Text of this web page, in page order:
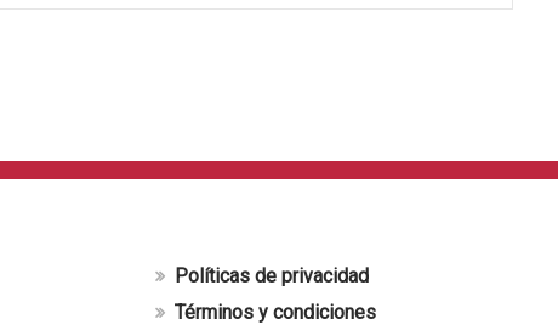
Políticas de privacidad
Términos y condiciones